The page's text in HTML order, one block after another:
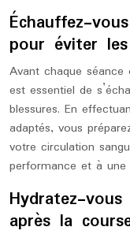
Échauffez-
pour éviter
Avant chaque
est essentiel de
blessures. En
adaptés, vous
votre circulation
performance et à une
Hydratez-
après la